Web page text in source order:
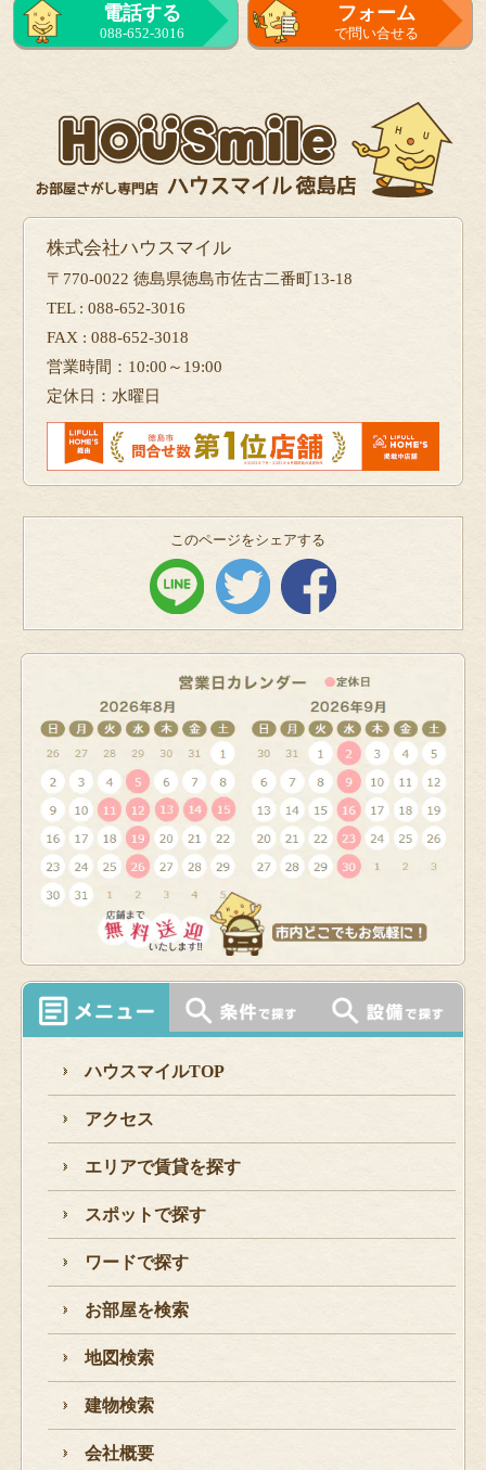
電話する
088-652-3016
フォーム
で問い合せる
株式会社ハウスマイル
〒770-0022 徳島県徳島市佐古二番町13-18
TEL : 088-652-3016
FAX : 088-652-3018
営業時間：10:00～19:00
定休日：水曜日
このページをシェアする
ハウスマイルTOP
アクセス
エリアで賃貸を探す
スポットで探す
ワードで探す
お部屋を検索
地図検索
建物検索
会社概要